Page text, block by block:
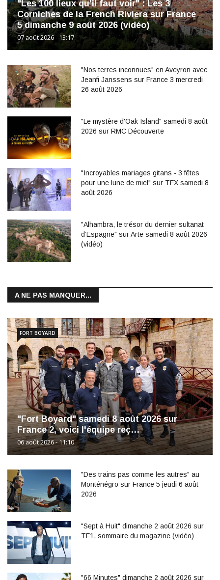
"Les 100 lieux qu'il faut voir" : Les 3
Corniches de la French Riviera sur France
5 dimanche 9 août 2026 (vidéo)
07 août 2026 - 13:17
"Nos terres inconnues" en Aveyron avec
Jeanfi Janssens sur France 3 mercredi
26 août 2026
"Le mystère d'Oak Island" samedi 8 août
2026 sur RMC Découverte
"Incroyables mariages gitans - 3 fêtes
pour une lune de miel" sur TFX samedi 8
août 2026
"Alhambra, le trésor du dernier sultanat
d’Espagne" sur Arte samedi 8 août 2026
(vidéo)
A NE PAS MANQUER...
"Fort Boyard" samedi 8 août 2026 sur
France 2, voici l'équipe reç…
06 août 2026 - 11:10
FORT BOYARD
"Des trains pas comme les autres" au
Monténégro sur France 5 jeudi 6 août
2026
"Sept à Huit" dimanche 2 août 2026 sur
TF1, sommaire du magazine (vidéo)
"66 Minutes" dimanche 2 août 2026 sur